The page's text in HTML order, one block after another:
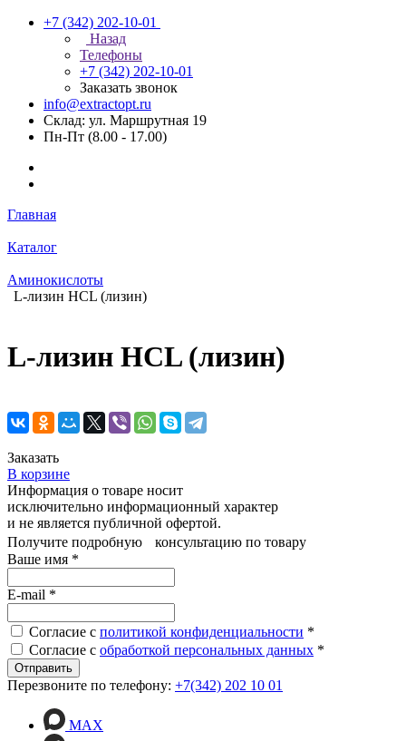
+7 (342) 202-10-01
Назад
Телефоны
+7 (342) 202-10-01
Заказать звонок
info@extractopt.ru
Склад: ул. Маршрутная 19
Пн-Пт (8.00 - 17.00)
Главная
Каталог
Аминокислоты
L-лизин HCL (лизин)
L-лизин HCL (лизин)
Заказать
В корзине
Информация о товаре носит
исключительно информационный характер
и не является публичной офертой.
Получите подробную консультацию по товару
Ваше имя *
E-mail *
Согласие с политикой конфиденциальности *
Согласие с обработкой персональных данных *
Перезвоните по телефону: +7(342) 202 10 01
MAX